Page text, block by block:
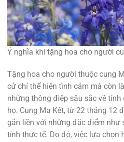
Ý nghĩa khi tặng hoa cho người
Tặng hoa cho người thuộc cung
cử chỉ thể hiện tình cảm mà còn
những thông điệp sâu sắc về
họ. Cung Ma Kết, từ 22 tháng 12
gắn liền với những đặc điểm như
tính thực tế. Do đó, việc lựa chọn